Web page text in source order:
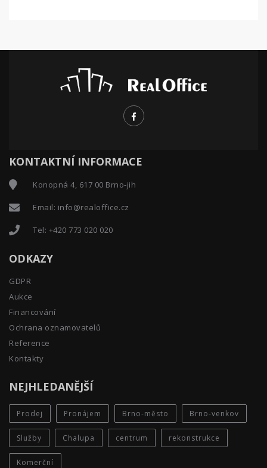
KONTAKTNÍ INFORMACE
Konopná 4, 617 00 Brno-jih
Email: info@realoffice.cz
Tel: +420 773 020 020
ODKAZY
GDPR
Aukce
Financování
Ochrana oznamovatelů
Reference
Kontakty
NEJHLEDANĚJŠÍ
Prodej Pronájem Brno-město Brno-venkov
Služby Chalupa centrum rekonstrukce
Komerční